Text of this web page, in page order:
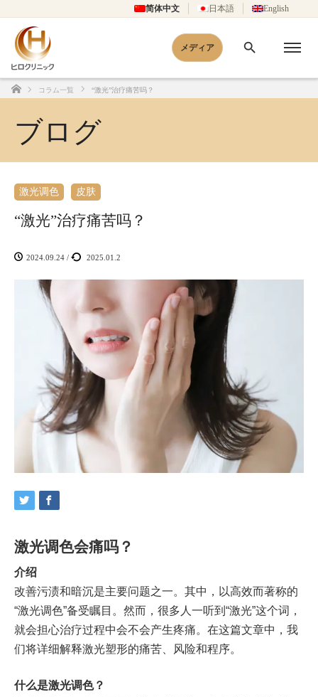
简体中文 日本語 English
メディア
Home
コラム一覧 “激光”治疗痛苦吗？
ブログ
激光调色 皮肤
“激光”治疗痛苦吗？
2024.09.24 / 2025.01.2
激光调色会痛吗？
介绍
改善污渍和暗沉是主要问题之一。其中，以高效而著称的
“激光调色”备受瞩目。然而，很多人一听到“激光”这个词，
就会担心治疗过程中会不会产生疼痛。在这篇文章中，我
们将详细解释激光塑形的痛苦、风险和程序。
什么是激光调色？